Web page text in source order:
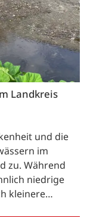
Landkreis
und die
im
zu. Während
niedrige
kleinere…